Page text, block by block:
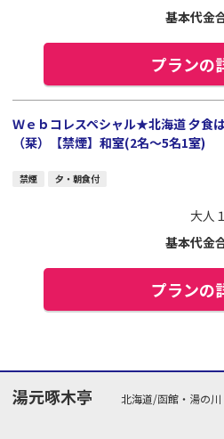
基本代金
プランの
Ｗｅｂコレスペシャル★北海道 夕食
（栞）【禁煙】和室(2名～5名1室)
禁煙 夕・朝食付
大人
基本代金
プランの
湯元啄木亭
北海道/函館・湯の